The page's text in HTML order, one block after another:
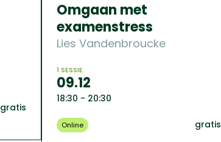
gratis
Omgaan met
examenstress
Lies Vandenbroucke
1 SESSIE
09.12
18:30 - 20:30
Online gratis